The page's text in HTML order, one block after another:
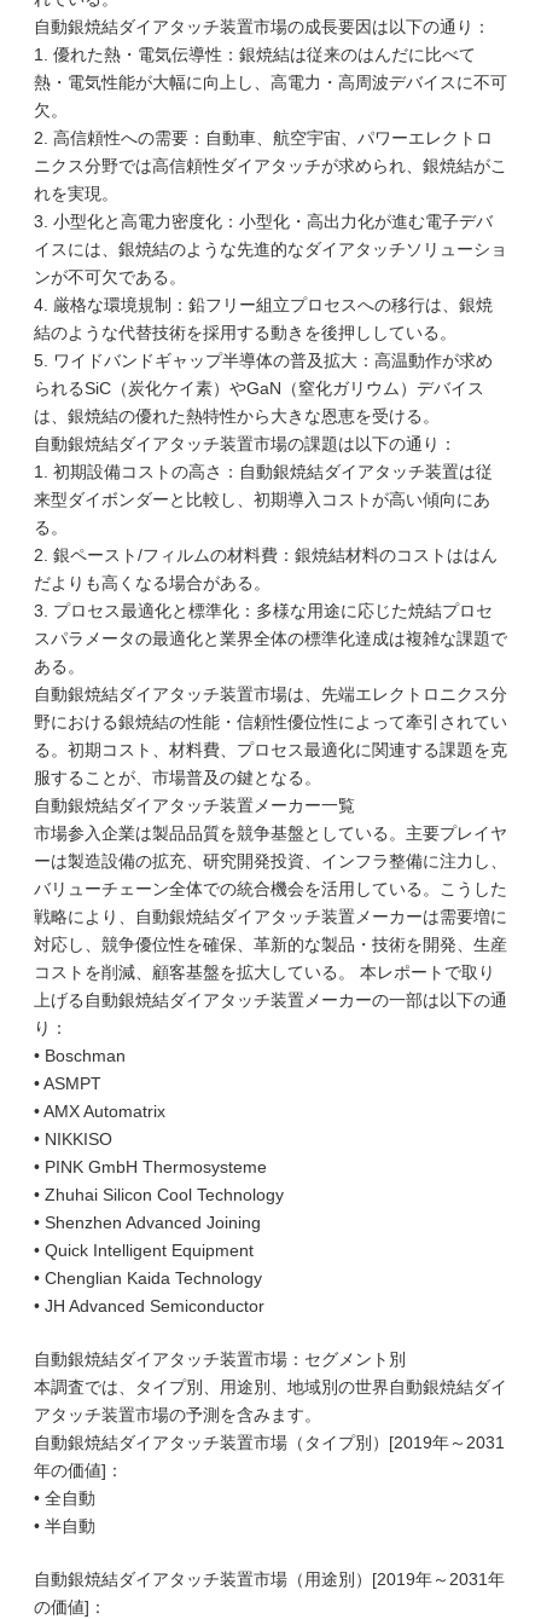
自動銀焼結ダイアタッチ装置市場の成長要因は以下の通り：
1. 優れた熱・電気伝導性：銀焼結は従来のはんだに比べて
熱・電気性能が大幅に向上し、高電力・高周波デバイスに不可
欠。
2. 高信頼性への需要：自動車、航空宇宙、パワーエレクトロ
ニクス分野では高信頼性ダイアタッチが求められ、銀焼結がこ
れを実現。
3. 小型化と高電力密度化：小型化・高出力化が進む電子デバ
イスには、銀焼結のような先進的なダイアタッチソリューショ
ンが不可欠である。
4. 厳格な環境規制：鉛フリー組立プロセスへの移行は、銀焼
結のような代替技術を採用する動きを後押ししている。
5. ワイドバンドギャップ半導体の普及拡大：高温動作が求め
られるSiC（炭化ケイ素）やGaN（窒化ガリウム）デバイス
は、銀焼結の優れた熱特性から大きな恩恵を受ける。
自動銀焼結ダイアタッチ装置市場の課題は以下の通り：
1. 初期設備コストの高さ：自動銀焼結ダイアタッチ装置は従
来型ダイボンダーと比較し、初期導入コストが高い傾向にあ
る。
2. 銀ペースト/フィルムの材料費：銀焼結材料のコストははん
だよりも高くなる場合がある。
3. プロセス最適化と標準化：多様な用途に応じた焼結プロセ
スパラメータの最適化と業界全体の標準化達成は複雑な課題で
ある。
自動銀焼結ダイアタッチ装置市場は、先端エレクトロニクス分
野における銀焼結の性能・信頼性優位性によって牽引されてい
る。初期コスト、材料費、プロセス最適化に関連する課題を克
服することが、市場普及の鍵となる。
自動銀焼結ダイアタッチ装置メーカー一覧
市場参入企業は製品品質を競争基盤としている。主要プレイヤ
ーは製造設備の拡充、研究開発投資、インフラ整備に注力し、
バリューチェーン全体での統合機会を活用している。こうした
戦略により、自動銀焼結ダイアタッチ装置メーカーは需要増に
対応し、競争優位性を確保、革新的な製品・技術を開発、生産
コストを削減、顧客基盤を拡大している。 本レポートで取り
上げる自動銀焼結ダイアタッチ装置メーカーの一部は以下の通
り：
• Boschman
• ASMPT
• AMX Automatrix
• NIKKISO
• PINK GmbH Thermosysteme
• Zhuhai Silicon Cool Technology
• Shenzhen Advanced Joining
• Quick Intelligent Equipment
• Chenglian Kaida Technology
• JH Advanced Semiconductor
自動銀焼結ダイアタッチ装置市場：セグメント別
本調査では、タイプ別、用途別、地域別の世界自動銀焼結ダイ
アタッチ装置市場の予測を含みます。
自動銀焼結ダイアタッチ装置市場（タイプ別）[2019年～2031
年の価値]：
• 全自動
• 半自動
自動銀焼結ダイアタッチ装置市場（用途別）[2019年～2031年
の価値]：